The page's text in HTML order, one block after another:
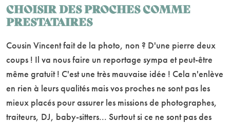
CHOISIR DES PROCHES COMME
PRESTATAIRES
Cousin Vincent fait de la photo, non ? D'une pierre deux
coups ! Il va nous faire un reportage sympa et peut-être
même gratuit ! C'est une très mauvaise idée ! Cela n'enlève
en rien à leurs qualités mais vos proches ne sont pas les
mieux placés pour assurer les missions de photographes,
traiteurs, DJ, baby-sitters... Surtout si ce ne sont pas des